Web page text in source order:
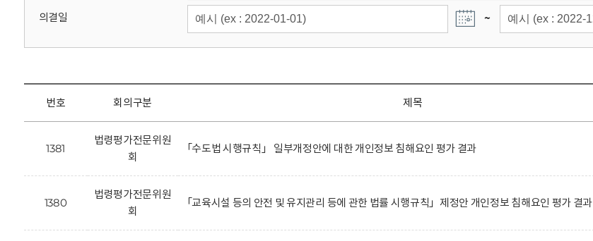
의결일 ~
번호 회의구분 제목
1381
법령평가전문위원
회
「수도법 시행규칙」 일부개정안에 대한 개인정보 침해요인 평가 결과
1380
법령평가전문위원
회
「교육시설 등의 안전 및 유지관리 등에 관한 법률 시행규칙」제정안 개인정보 침해요인 평가 결과